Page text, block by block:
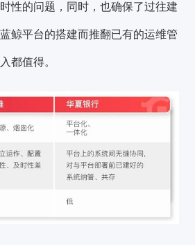
性的问题，同时，也确保了过往建
鲸平台的搭建而推翻已有的运维管
都值得。